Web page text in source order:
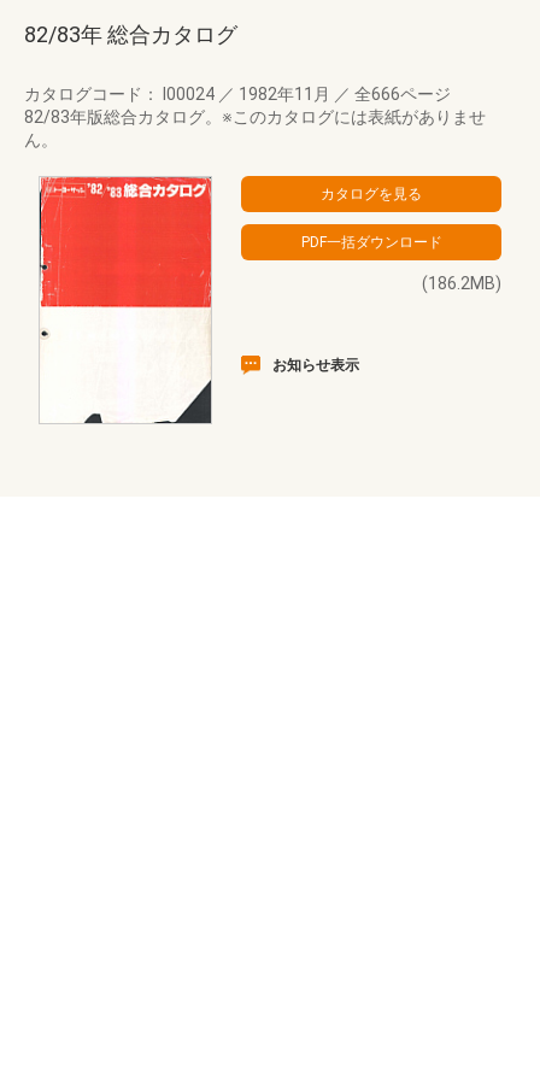
82/83年 総合カタログ
カタログコード： I00024 ／ 1982年11月 ／ 全666ページ
82/83年版総合カタログ。※このカタログには表紙がありませ
ん。
(186.2MB)
お知らせ表示